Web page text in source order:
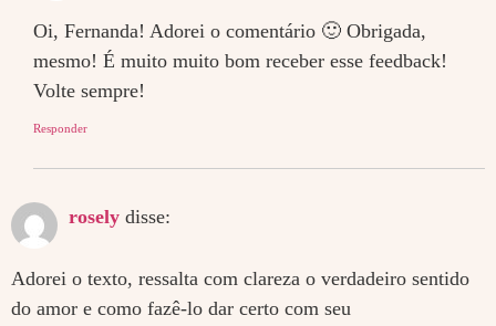
Oi, Fernanda! Adorei o comentário 🙂 Obrigada,
mesmo! É muito muito bom receber esse feedback!
Volte sempre!
Responder
rosely disse:
Adorei o texto, ressalta com clareza o verdadeiro sentido
do amor e como fazê-lo dar certo com seu